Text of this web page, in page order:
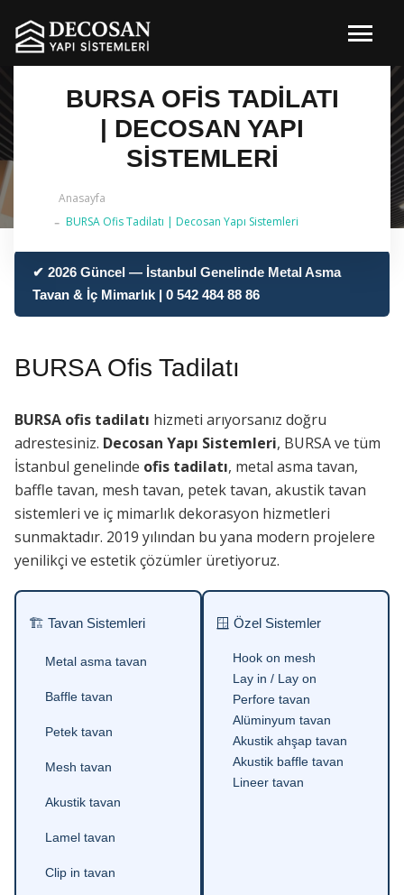
BURSA OFIS TADILATI
| DECOSAN YAPI
SISTEMLERI
Anasayfa
BURSA Ofis Tadilatı | Decosan Yapı Sistemleri
✔ 2026 Güncel — İstanbul Genelinde Metal Asma
Tavan & İç Mimarlık | 0 542 484 88 86
BURSA Ofis Tadilatı
BURSA ofis tadilatı hizmeti arıyorsanız doğru
adrestesiniz. Decosan Yapı Sistemleri, BURSA ve tüm
İstanbul genelinde ofis tadilatı, metal asma tavan,
baffle tavan, mesh tavan, petek tavan, akustik tavan
sistemleri ve iç mimarlık dekorasyon hizmetleri
sunmaktadır. 2019 yılından bu yana modern projelere
yenilikçi ve estetik çözümler üretiyoruz.
🏗 Tavan Sistemleri
Metal asma tavan
Baffle tavan
Petek tavan
Mesh tavan
Akustik tavan
Lamel tavan
Clip in tavan
🪟 Özel Sistemler
Hook on mesh
Lay in / Lay on
Perfore tavan
Alüminyum tavan
Akustik ahşap tavan
Akustik baffle tavan
Lineer tavan